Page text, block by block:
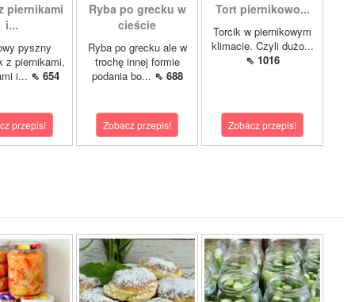
piernikami
i...
pyszny
z piernikami,
i... ⇖ 654
przepis!
Ryba po grecku w
cieście
Ryba po grecku ale w
trochę innej formie
podania bo... ⇖ 688
Zobacz przepis!
Tort piernikowo...
Torcik w piernikowym
klimacie. Czyli dużo...
⇖ 1016
Zobacz przepis!